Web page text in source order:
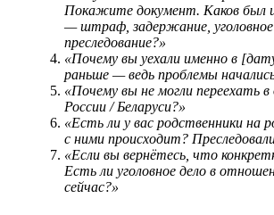
Покажите документ. Каков был
— штраф, задержание, уголовное
преследование?»
«Почему вы уехали именно в
раньше — ведь проблемы
«Почему вы не могли переехать в
России / Беларуси?»
«Есть ли у вас родственники на
с ними происходит?
«Если вы вернётесь, что
Есть ли уголовное дело в
сейчас?»